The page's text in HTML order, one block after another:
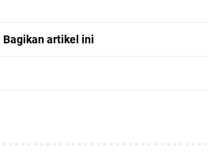
Bagikan artikel ini